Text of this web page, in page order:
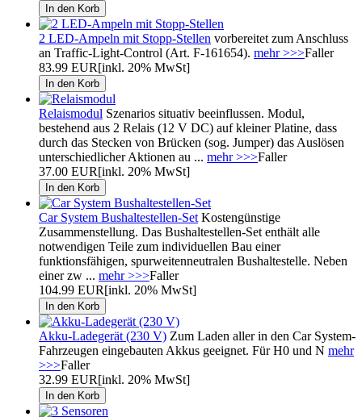
2 LED-Ampeln mit Stopp-Stellen vorbereitet zum Anschluss
an Traffic-Light-Control (Art. F-161654). mehr >>>Faller
83.99 EUR[inkl. 20% MwSt]
Relaismodul Szenarios situativ beeinflussen. Modul,
bestehend aus 2 Relais (12 V DC) auf kleiner Platine, dass
durch das Stecken von Brücken (sog. Jumper) das Auslösen
unterschiedlicher Aktionen au ... mehr >>>Faller
37.00 EUR[inkl. 20% MwSt]
Car System Bushaltestellen-Set Kostengünstige
Zusammenstellung. Das Bushaltestellen-Set enthält alle
notwendigen Teile zum individuellen Bau einer
funktionsfähigen, spurweitenneutralen Bushaltestelle. Neben
einer zw ... mehr >>>Faller
104.99 EUR[inkl. 20% MwSt]
Akku-Ladegerät (230 V) Zum Laden aller in den Car System-
Fahrzeugen eingebauten Akkus geeignet. Für H0 und N mehr
>>>Faller
32.99 EUR[inkl. 20% MwSt]